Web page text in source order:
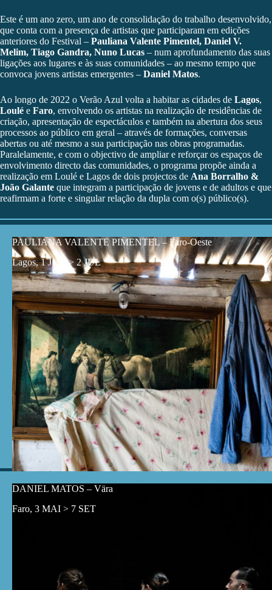
Este é um ano zero, um ano de consolidação do trabalho desenvolvido,
que conta com a presença de artistas que participaram em edições
anteriores do Festival – Pauliana Valente Pimentel, Daniel V.
Melim, Tiago Gandra, Nuno Lucas – num aprofundamento das suas
ligações aos lugares e às suas comunidades – ao mesmo tempo que
convoca jovens artistas emergentes – Daniel Matos.
Ao longo de 2022 o Verão Azul volta a habitar as cidades de Lagos,
Loulé e Faro, envolvendo os artistas na realização de residências de
criação, apresentação de espectáculos e também na abertura dos seus
processos ao público em geral – através de formações, conversas
abertas ou até mesmo a sua participação nas obras programadas.
Paralelamente, e com o objectivo de ampliar e reforçar os espaços de
envolvimento directo das comunidades, o programa propõe ainda a
realização em Loulé e Lagos de dois projectos de Ana Borralho &
João Galante que integram a participação de jovens e de adultos e que
reafirmam a forte e singular relação da dupla com o(s) público(s).
PAULIANA VALENTE PIMENTEL – Faro-Oeste
Lagos, 1 JUN > 2 JUL
DANIEL MATOS – Vära
Faro, 3 MAI > 7 SET